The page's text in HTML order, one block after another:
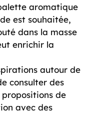
aromatique
est souhaitée,
dans la masse
enrichir la
autour de
consulter des
de
avec des